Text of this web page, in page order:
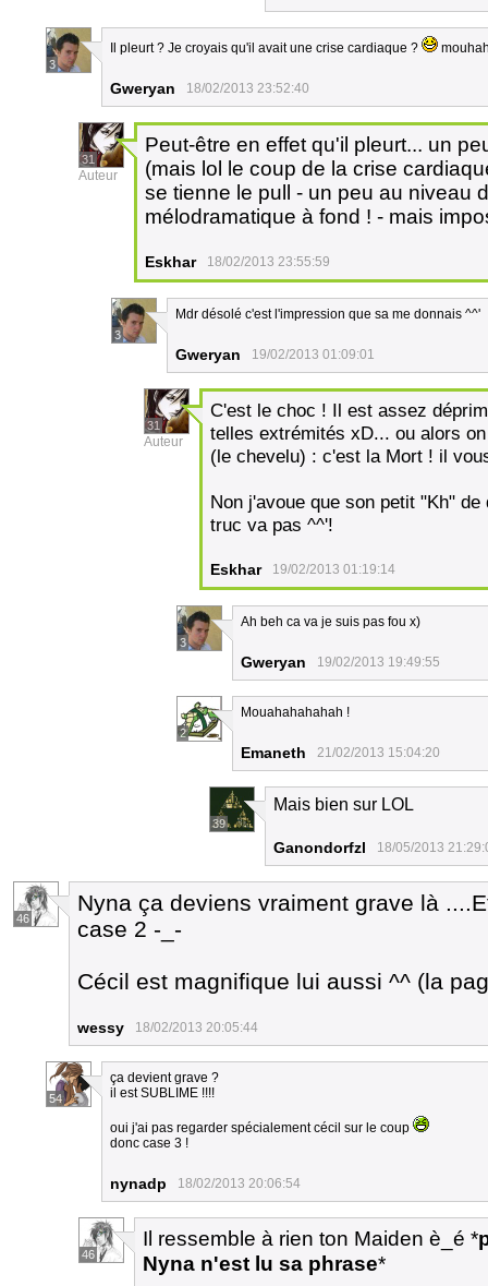
3
Il pleurt ? Je croyais qu'il avait une crise cardiaque ?
Gweryan 18/02/2013 23:52:40
31
Auteur
Peut-être en effet qu'il pleurt... un
(mais lol le coup de la crise
se tienne le pull - un peu au niveau
mélodramatique à fond ! - mais
Eskhar 18/02/2013 23:55:59
3
Mdr désolé c'est l'impression que sa me donnais ^^'
Gweryan 19/02/2013 01:09:01
31
Auteur
C'est le choc ! Il est assez
telles extrémités xD... ou alors
(le chevelu) : c'est la Mort ! il
Non j'avoue que son petit "Kh"
truc va pas ^^'!
Eskhar 19/02/2013 01:19:14
3
Ah beh ca va je suis pas fou x)
Gweryan 19/02/2013 19:49:55
2
Mouahahahahah !
Emaneth 21/02/2013 15:04:20
39
Mais bien sur LOL
Ganondorfzl 18/05/2013
46
Nyna ça deviens vraiment grave là
case 2 -_-
Cécil est magnifique lui aussi ^^ (la
wessy 18/02/2013 20:05:44
54
ça devient grave ?
il est SUBLIME !!!!
oui j'ai pas regarder spécialement cécil sur le coup
donc case 3 !
nynadp 18/02/2013 20:06:54
46
Il ressemble à rien ton Maiden è_é *
Nyna n'est lu sa phrase*